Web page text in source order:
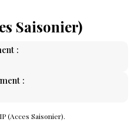
Saisonier)
:
:
(Acces Saisonier).